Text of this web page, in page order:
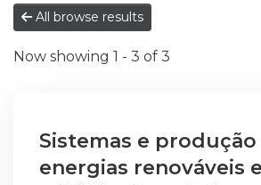
All browse results
Now showing 1 - 3 of 3
Sistemas e produção
energias renováveis